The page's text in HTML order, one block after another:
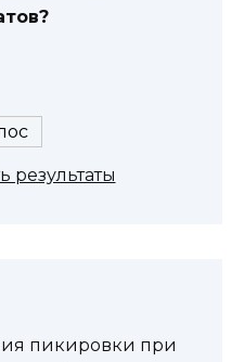
результаты
пикировки при